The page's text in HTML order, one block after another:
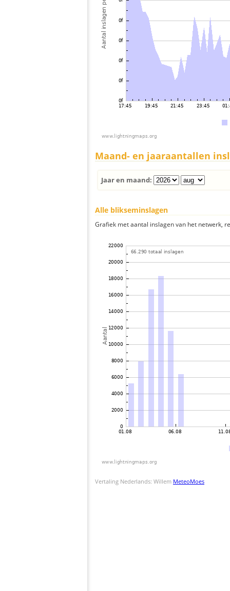
Maand- en jaaraantallen
Jaar en maand:
Alle blikseminslagen
Grafiek met aantal inslagen van het netwerk,
Vertaling Nederlands: Willem MeteoMoes